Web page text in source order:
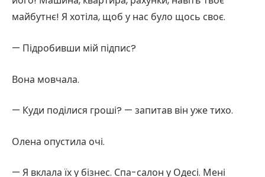
майбутнє! Я хотіла, щоб у нас було щось своє.
— Підробивши мій підпис?
Вона мовчала.
— Куди поділися гроші? — запитав він уже тихо.
Олена опустила очі.
— Я вклала їх у бізнес. Спа-салон у Одесі. Мені